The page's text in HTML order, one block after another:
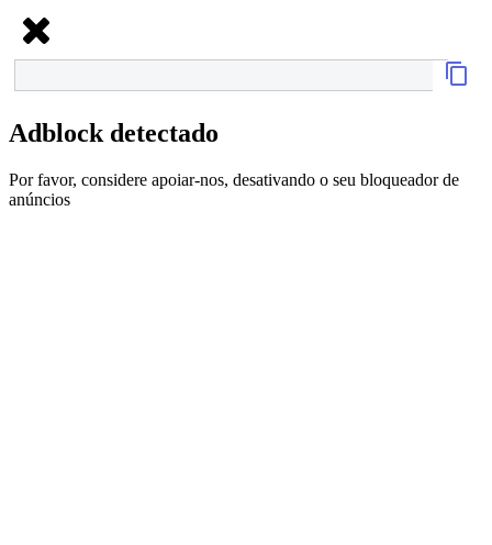
Adblock detectado
Por favor, considere apoiar-nos, desativando o seu bloqueador de
anúncios